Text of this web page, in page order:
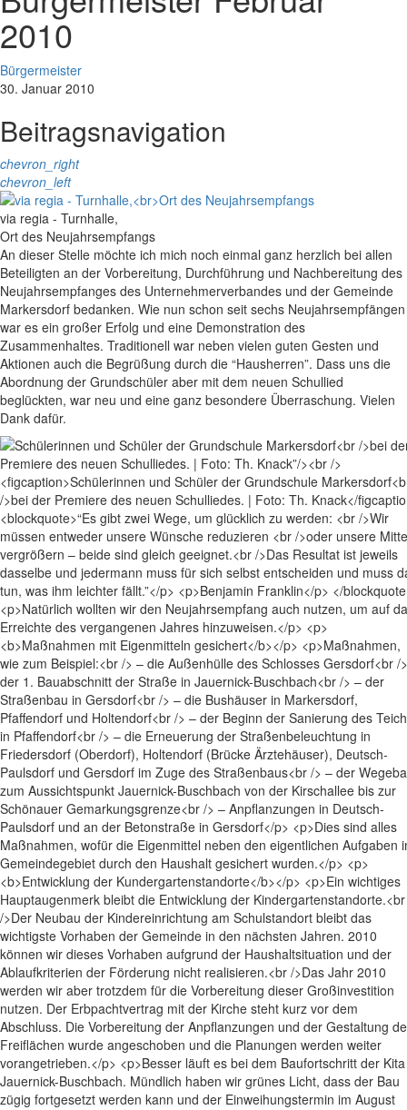
2010
Bürgermeister
30. Januar 2010
Beitragsnavigation
chevron_right
chevron_left
via regia - Turnhalle,
Ort des Neujahrsempfangs
An dieser Stelle möchte ich mich noch einmal ganz herzlich bei allen
Beteiligten an der Vorbereitung, Durchführung und Nachbereitung des
Neujahrsempfanges des Unternehmerverbandes und der Gemeinde
Markersdorf bedanken. Wie nun schon seit sechs Neujahrsempfängen
war es ein großer Erfolg und eine Demonstration des
Zusammenhaltes. Traditionell war neben vielen guten Gesten und
Aktionen auch die Begrüßung durch die “Hausherren”. Dass uns die
Abordnung der Grundschüler aber mit dem neuen Schullied
beglückten, war neu und eine ganz besondere Überraschung. Vielen
Dank dafür.